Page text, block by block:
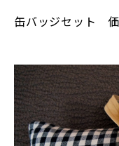
缶バッジセット